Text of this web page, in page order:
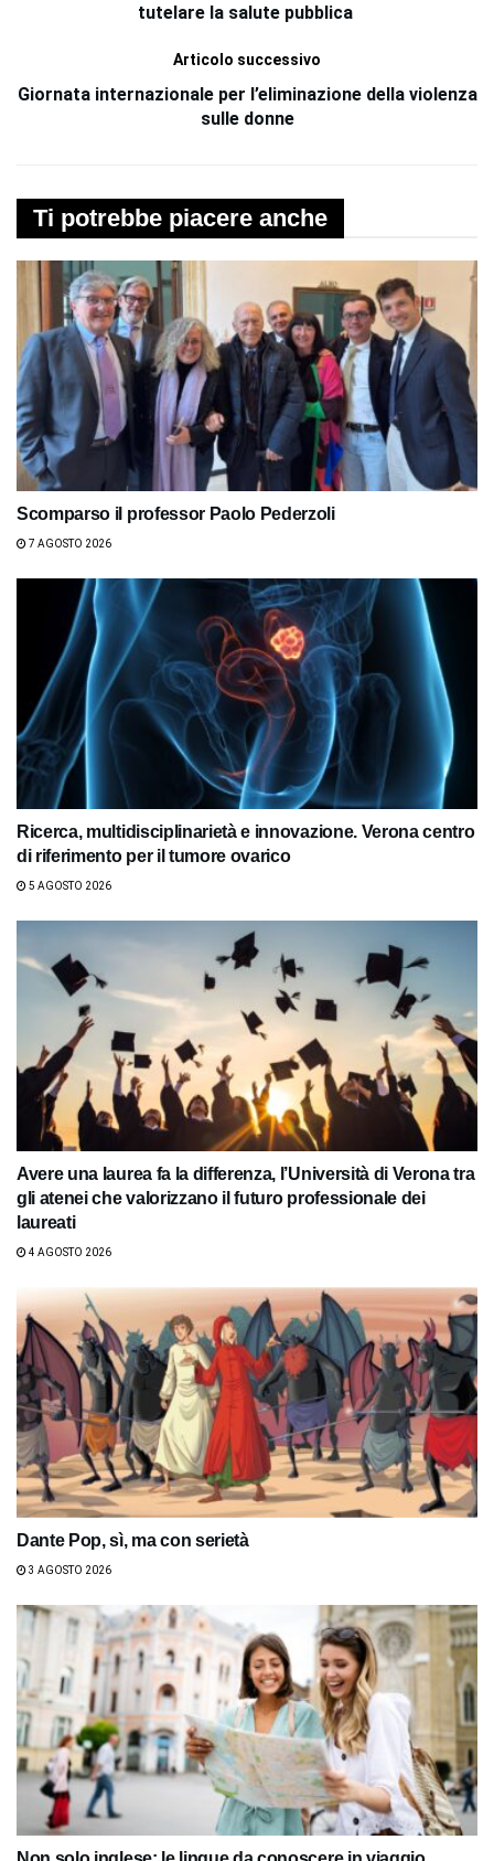
tutelare la salute pubblica
Articolo successivo
Giornata internazionale per l’eliminazione della violenza
sulle donne
Ti potrebbe piacere anche
Scomparso il professor Paolo Pederzoli
7 AGOSTO 2026
Ricerca, multidisciplinarietà e innovazione. Verona centro
di riferimento per il tumore ovarico
5 AGOSTO 2026
Avere una laurea fa la differenza, l’Università di Verona tra
gli atenei che valorizzano il futuro professionale dei
laureati
4 AGOSTO 2026
Dante Pop, sì, ma con serietà
3 AGOSTO 2026